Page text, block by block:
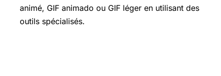
animé, GIF animado ou GIF léger en utilisant des
outils spécialisés.